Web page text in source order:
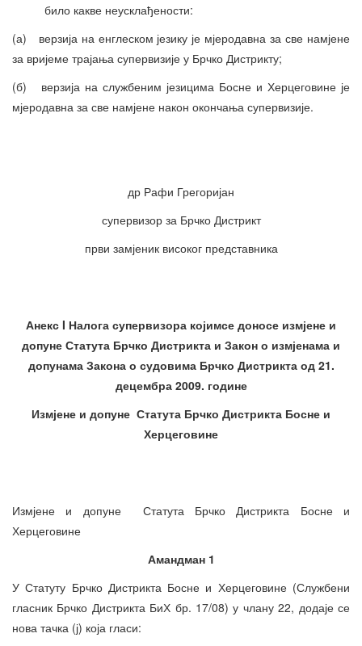
било какве неусклађености:
(а) верзија на енглеском језику је мјеродавна за све намјене
за вријеме трајања супервизије у Брчко Дистрикту;
(б) верзија на службеним језицима Босне и Херцеговине је
мјеродавна за све намјене након окончања супервизије.
др Рафи Грегоријан
супервизор за Брчко Дистрикт
први замјеник високог представника
Анекс I Налога супервизора којимсе доносе измјене и
допуне Статута Брчко Дистрикта и Закон о измјенама и
допунама Закона о судовима Брчко Дистрикта од 21.
децембра 2009. године
Измјене и допуне Статута Брчко Дистрикта Босне и
Херцеговине
Измјене и допуне Статута Брчко Дистрикта Босне и
Херцеговине
Амандман 1
У Статуту Брчко Дистрикта Босне и Херцеговине (Службени
гласник Брчко Дистрикта БиХ бр. 17/08) у члану 22, додаје се
нова тачка (ј) која гласи: